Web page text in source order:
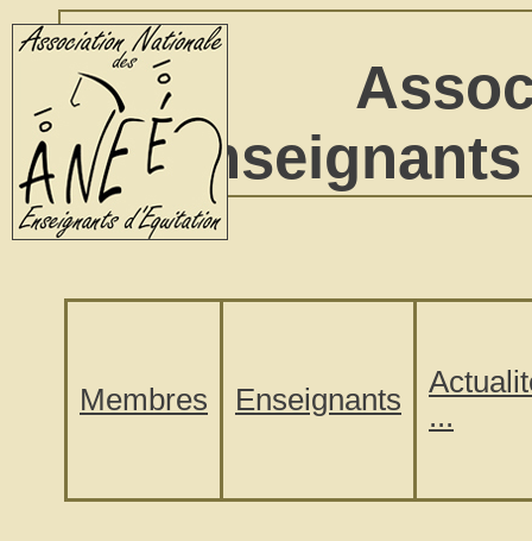
Membres Enseignants
...